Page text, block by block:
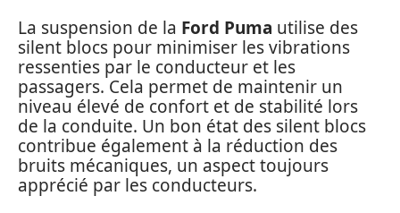
La suspension de la Ford Puma utilise des
silent blocs pour minimiser les vibrations
ressenties par le conducteur et les
passagers. Cela permet de maintenir un
niveau élevé de confort et de stabilité lors
de la conduite. Un bon état des silent blocs
contribue également à la réduction des
bruits mécaniques, un aspect toujours
apprécié par les conducteurs.